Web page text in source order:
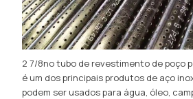
2 7/8no tubo de revestimento de poço
é um dos principais produtos de aço
podem ser usados ​​para água, óleo,